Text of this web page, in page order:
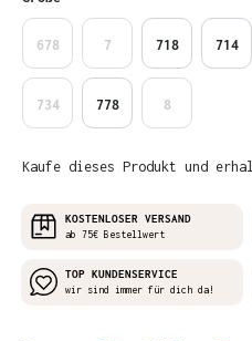
678 7 718 714
734 778 8
Kaufe dieses Produkt und
KOSTENLOSER VERSAND
ab 75€ Bestellwert
TOP KUNDENSERVICE
wir sind immer für dich da!